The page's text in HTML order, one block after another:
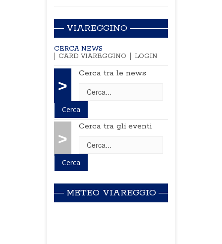
VIAREGGINO
CERCA NEWS
CARD VIAREGGINO
LOGIN
>
Cerca tra le news
>
Cerca tra gli eventi
METEO VIAREGGIO